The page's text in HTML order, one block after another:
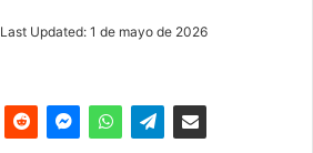
Last Updated: 1 de mayo de 2026